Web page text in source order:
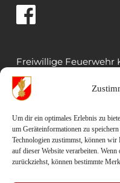
Um dir ein optimales Erlebnis zu
um Geräteinformationen zu
Technologien zustimmst, können
auf dieser Website verarbeiten.
zurückziehst, können bestimmte
Freiwillige Feuerwehr
Koglhof 33
8191 Birkfeld
Rüsthaus: 03174 5022
Mail: